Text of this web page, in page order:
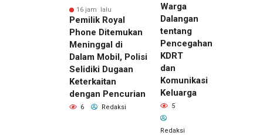
16 jam lalu
Pemilik Royal
Phone Ditemukan
Meninggal di
Dalam Mobil, Polisi
Selidiki Dugaan
Keterkaitan
dengan Pencurian
6 Redaksi
Warga
Dalangan
tentang
Pencegahan
KDRT
dan
Komunikasi
Keluarga
5
Redaksi